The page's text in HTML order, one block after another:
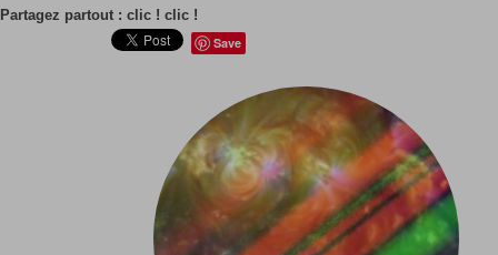
Partagez partout : clic ! clic !
Save